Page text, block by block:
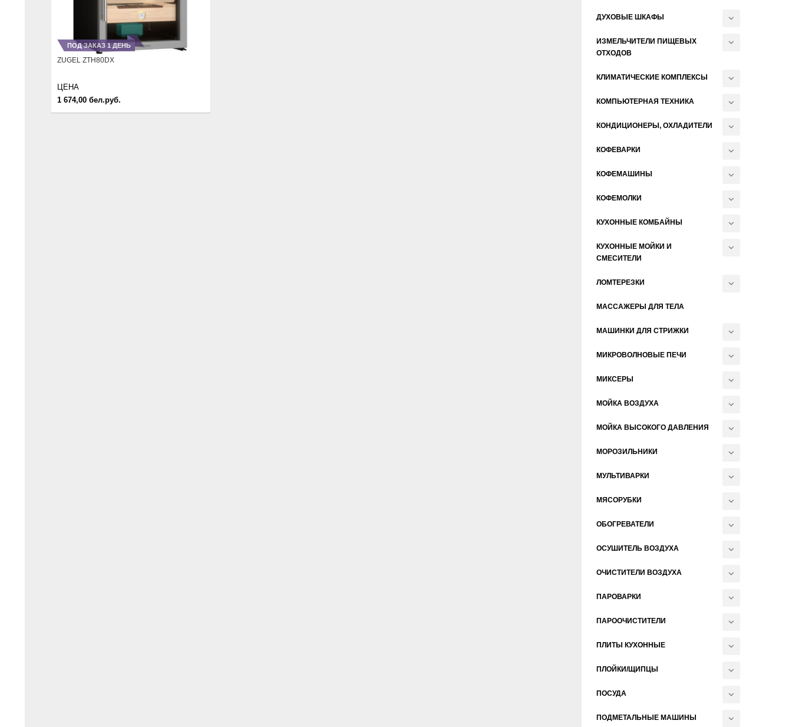
ДУХОВЫЕ ШКАФЫ
ИЗМЕЛЬЧИТЕЛИ ПИЩЕВЫХ
ОТХОДОВ
КЛИМАТИЧЕСКИЕ КОМПЛЕКСЫ
КОМПЬЮТЕРНАЯ ТЕХНИКА
КОНДИЦИОНЕРЫ, ОХЛАДИТЕЛИ
КОФЕВАРКИ
КОФЕМАШИНЫ
КОФЕМОЛКИ
КУХОННЫЕ КОМБАЙНЫ
КУХОННЫЕ МОЙКИ И
СМЕСИТЕЛИ
ЛОМТЕРЕЗКИ
МАССАЖЕРЫ ДЛЯ ТЕЛА
МАШИНКИ ДЛЯ СТРИЖКИ
МИКРОВОЛНОВЫЕ ПЕЧИ
МИКСЕРЫ
МОЙКА ВОЗДУХА
МОЙКА ВЫСОКОГО ДАВЛЕНИЯ
МОРОЗИЛЬНИКИ
МУЛЬТИВАРКИ
МЯСОРУБКИ
ОБОГРЕВАТЕЛИ
ОСУШИТЕЛЬ ВОЗДУХА
ОЧИСТИТЕЛИ ВОЗДУХА
ПАРОВАРКИ
ПАРООЧИСТИТЕЛИ
ПЛИТЫ КУХОННЫЕ
ПЛОЙКИ/ЩИПЦЫ
ПОСУДА
ПОДМЕТАЛЬНЫЕ МАШИНЫ
ПОД ЗАКАЗ 1 ДЕНЬ
ZUGEL ZTH80DX
1 674,00 бел.руб.
ЦЕНА